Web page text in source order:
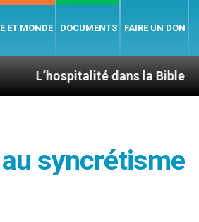
ET MONDE DOCUMENTS FAIRE UN DON
dans la Bible Le
syncrétisme